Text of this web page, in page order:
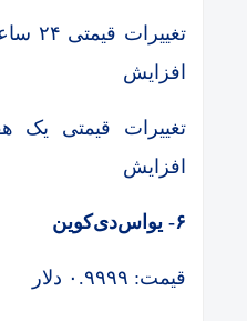
افزایش
افزایش
۶- یواس‌دی‌کوین
قیمت: ۰.۹۹۹۹ دلار